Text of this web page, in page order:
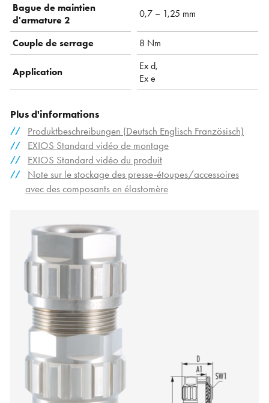
Bague de maintien
d'armature 2
0,7 – 1,25 mm
Couple de serrage 8 Nm
Application
Ex d,
Ex e
Plus d'informations
Produktbeschreibungen (Deutsch Englisch Französisch)
EXIOS Standard vidéo de montage
EXIOS Standard vidéo du produit
Note sur le stockage des presse-étoupes/accessoires
avec des composants en élastomère